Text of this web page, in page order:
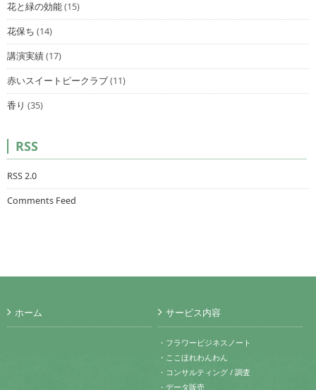
花と緑の効能(15)
花保ち (14)
講演実績(17)
赤いスイートピークラブ(11)
香り (35)
RSS
RSS 2.0
Comments Feed
ホーム サービス内容
・フラワービジネスノート
・ここほれわんわん
・コンサルティング / 調査
・データ販売